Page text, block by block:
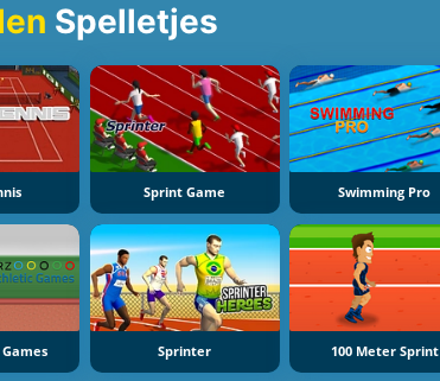
Spelletjes
Sprint Game Swimming Pro
Sprinter 100 Meter Sprint